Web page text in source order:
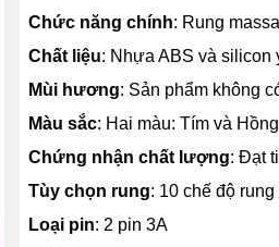
Chức năng chính: Rung
Chất liệu: Nhựa ABS và silicon
Mùi hương: Sản phẩm không
Màu sắc: Hai màu: Tím và Hồng
Chứng nhận chất lượng: Đạt
Tùy chọn rung: 10 chế độ
Loại pin: 2 pin 3A